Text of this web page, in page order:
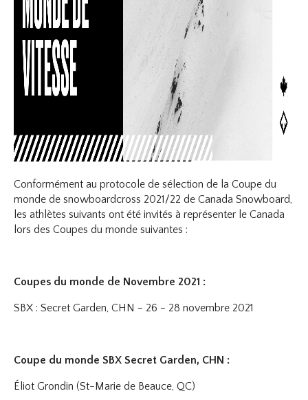
Conformément au protocole de sélection de la Coupe du
monde de snowboardcross 2021/22 de Canada Snowboard,
les athlètes suivants ont été invités à représenter le Canada
lors des Coupes du monde suivantes :
Coupes du monde de Novembre 2021 :
SBX : Secret Garden, CHN - 26 - 28 novembre 2021
Coupe du monde SBX Secret Garden, CHN :
Éliot Grondin (St-Marie de Beauce, QC)